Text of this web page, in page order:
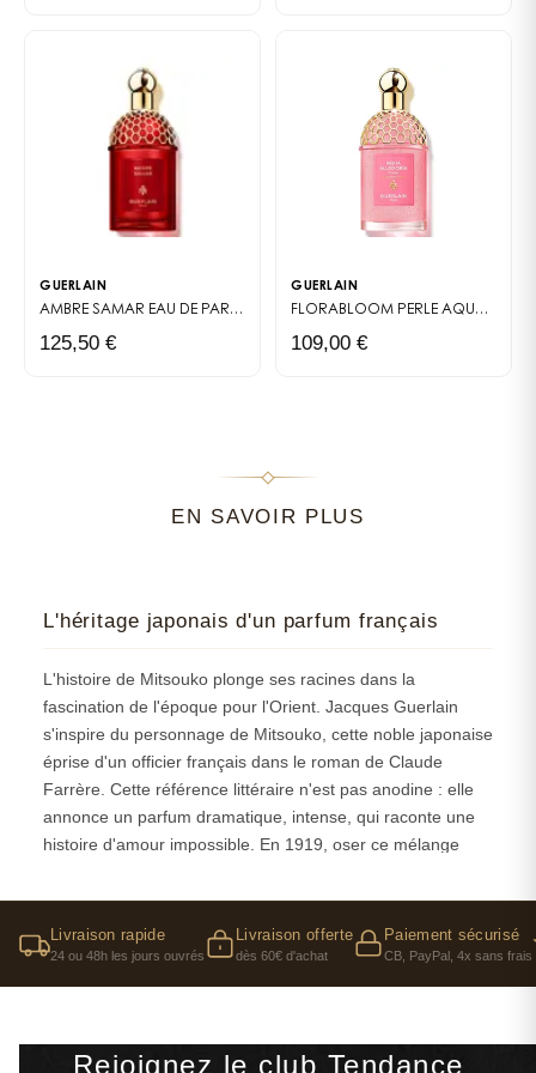
élégance, mystère et féminité dans un sillage unique.
GUERLAIN
AMBRE SAMAR EAU DE PARFUM LES ABSOLUS ALLEGORIA
125,50 €
GUERLAIN
FLORABLOOM PERLE AQUA ALLEGORIA
109,00 €
EN SAVOIR PLUS
L'héritage japonais d'un parfum français
L'histoire de Mitsouko plonge ses racines dans la
fascination de l'époque pour l'Orient. Jacques Guerlain
s'inspire du personnage de Mitsouko, cette noble japonaise
éprise d'un officier français dans le roman de Claude
Farrère. Cette référence littéraire n'est pas anodine : elle
annonce un parfum dramatique, intense, qui raconte une
histoire d'amour impossible. En 1919, oser ce mélange
pure. Nous recevons encore aujourd'hui des clientes qui
nous demandent Mitsouko parce que leur grand-mère le
portait — c'est dire si ce parfum traverse les générations. Il
Ce qui frappe quand on analyse la genèse de Mitsouko,
Livraison rapide
24 ou 48h les jours ouvrés
Livraison offerte
dès 60€ d'achat
Paiement sécurisé
CB, PayPal, 4x sans frais
Rejoignez le club Tendance